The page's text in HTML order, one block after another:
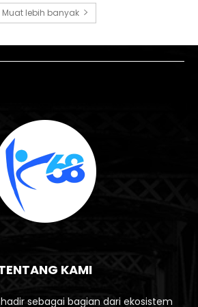
Muat lebih banyak
KAMI
sebagai bagian dari ekosistem